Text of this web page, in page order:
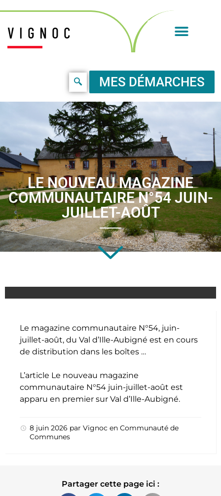
VIGNOC
MES DÉMARCHES
LE NOUVEAU MAGAZINE
COMMUNAUTAIRE N°54 JUIN-
JUILLET-AOÛT
Le magazine communautaire N°54, juin-
juillet-août, du Val d’Ille-Aubigné est en cours
de distribution dans les boîtes …
L’article Le nouveau magazine
communautaire N°54 juin-juillet-août est
apparu en premier sur Val d’Ille-Aubigné.
8 juin 2026 par Vignoc en Communauté de
Communes
Partager cette page ici :